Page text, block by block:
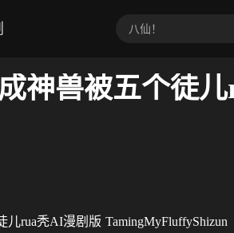
神兽被五个徒
儿rua秃AI漫剧版 TamingMyFluffyShizun